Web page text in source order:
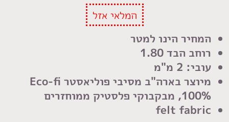
המחיר הינו למטר
רוחב הבד 1.80
עובי: 2 מ"מ
מיוצר בארה"ב מסיבי פוליאסטר Eco-fi
100%, מבקבוקי פלסטיק ממוחזרים
felt fabric
המלאי אזל